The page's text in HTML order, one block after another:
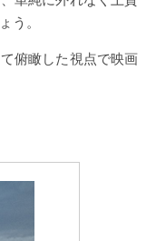
う。
俯瞰した視点で映画